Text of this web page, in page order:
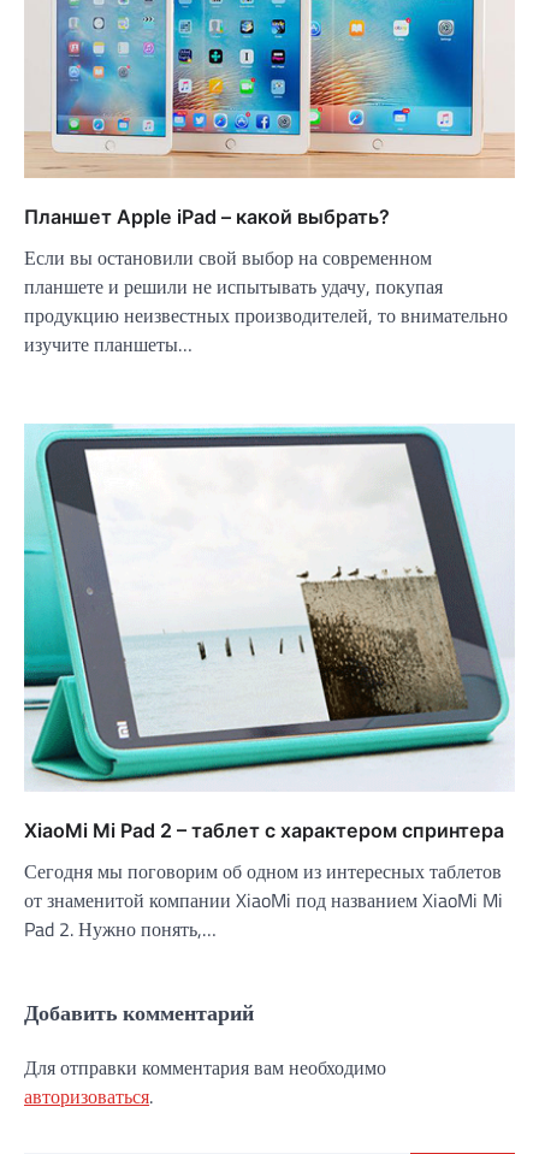
Планшет Apple iPad – какой выбрать?
Если вы остановили свой выбор на современном
планшете и решили не испытывать удачу, покупая
продукцию неизвестных производителей, то внимательно
изучите планшеты…
XiaoMi Mi Pad 2 – таблет с характером спринтера
Сегодня мы поговорим об одном из интересных таблетов
от знаменитой компании XiaoMi под названием XiaoMi Mi
Pad 2. Нужно понять,…
Добавить комментарий
Для отправки комментария вам необходимо
авторизоваться.